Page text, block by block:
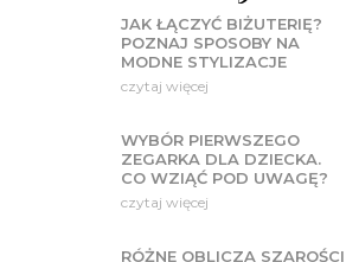
JAK ŁĄCZYĆ BIŻUTERIĘ?
POZNAJ SPOSOBY NA
MODNE STYLIZACJE
czytaj więcej
WYBÓR PIERWSZEGO
ZEGARKA DLA DZIECKA.
CO WZIĄĆ POD UWAGĘ?
czytaj więcej
RÓŻNE OBLICZA SZAROŚCI